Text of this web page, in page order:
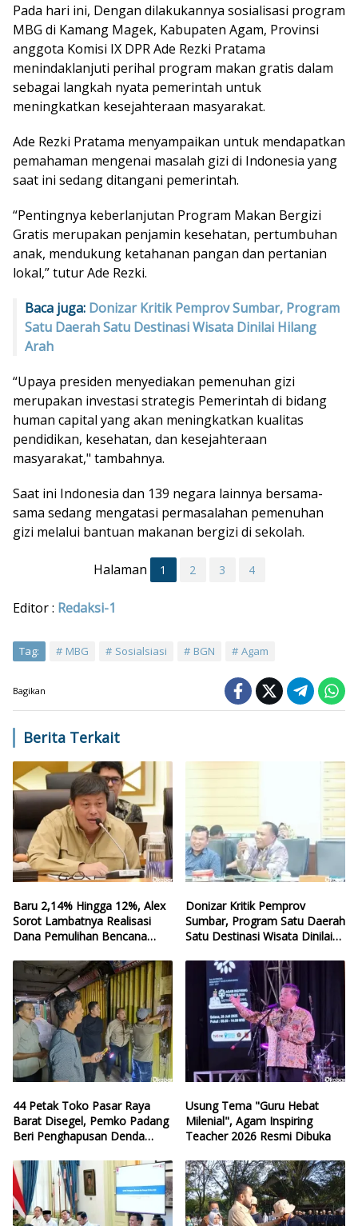
Pada hari ini, Dengan dilakukannya sosialisasi program
MBG di Kamang Magek, Kabupaten Agam, Provinsi
anggota Komisi IX DPR Ade Rezki Pratama
menindaklanjuti perihal program makan gratis dalam
sebagai langkah nyata pemerintah untuk
meningkatkan kesejahteraan masyarakat.
Ade Rezki Pratama menyampaikan untuk mendapatkan
pemahaman mengenai masalah gizi di Indonesia yang
saat ini sedang ditangani pemerintah.
“Pentingnya keberlanjutan Program Makan Bergizi
Gratis merupakan penjamin kesehatan, pertumbuhan
anak, mendukung ketahanan pangan dan pertanian
lokal,” tutur Ade Rezki.
Baca juga: Donizar Kritik Pemprov Sumbar, Program
Satu Daerah Satu Destinasi Wisata Dinilai Hilang
Arah
“Upaya presiden menyediakan pemenuhan gizi
merupakan investasi strategis Pemerintah di bidang
human capital yang akan meningkatkan kualitas
pendidikan, kesehatan, dan kesejahteraan
masyarakat," tambahnya.
Saat ini Indonesia dan 139 negara lainnya bersama-
sama sedang mengatasi permasalahan pemenuhan
gizi melalui bantuan makanan bergizi di sekolah.
Halaman 1 2 3 4
Editor : Redaksi-1
Tag: MBG Sosialsiasi BGN Agam
Bagikan
Berita Terkait
Baru 2,14% Hingga 12%, Alex
Sorot Lambatnya Realisasi
Dana Pemulihan Bencana
Donizar Kritik Pemprov
Sumbar, Program Satu Daerah
Satu Destinasi Wisata Dinilai
44 Petak Toko Pasar Raya
Barat Disegel, Pemko Padang
Beri Penghapusan Denda
Usung Tema "Guru Hebat
Milenial", Agam Inspiring
Teacher 2026 Resmi Dibuka